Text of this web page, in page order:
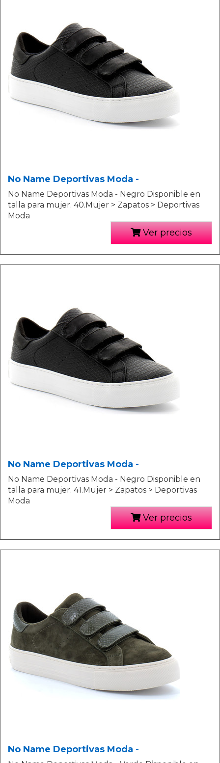
No Name Deportivas Moda -
No Name Deportivas Moda - Negro Disponible en
talla para mujer. 40.Mujer > Zapatos > Deportivas
Moda
Ver precios
No Name Deportivas Moda -
No Name Deportivas Moda - Negro Disponible en
talla para mujer. 41.Mujer > Zapatos > Deportivas
Moda
Ver precios
No Name Deportivas Moda -